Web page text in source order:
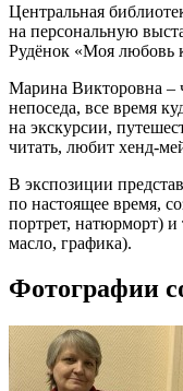
Центральная
на персональную
Рудёнок «Моя любовь
Марина Викторовна –
непоседа, все время
на экскурсии,
читать, любит хенд-
В экспозиции
по настоящее время,
портрет, натюрморт) и
масло, графика).
Фотографии